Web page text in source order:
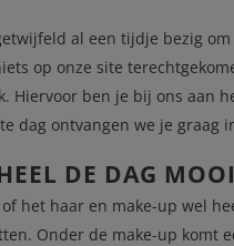
al een tijdje bezig
op onze site
Hiervoor ben je bij ons aan
dag ontvangen we je graag
DE DAG
het haar en make-up wel
Onder de make-up komt